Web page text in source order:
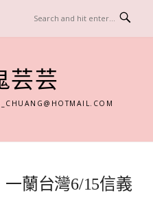
芸芸
蘭台灣6/15信義